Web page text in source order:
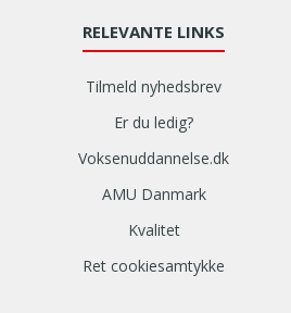
RELEVANTE LINKS
Tilmeld nyhedsbrev
Er du ledig?
Voksenuddannelse.dk
AMU Danmark
Kvalitet
Ret cookiesamtykke